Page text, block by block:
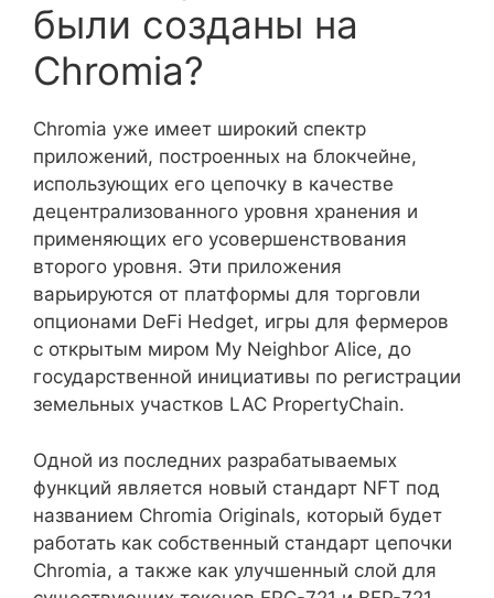
были созданы на
Chromia?
Chromia уже имеет широкий спектр
приложений, построенных на блокчейне,
использующих его цепочку в качестве
децентрализованного уровня хранения и
применяющих его усовершенствования
второго уровня. Эти приложения
варьируются от платформы для торговли
опционами DeFi Hedget, игры для фермеров
с открытым миром My Neighbor Alice, до
государственной инициативы по регистрации
земельных участков LAC PropertyChain.
Одной из последних разрабатываемых
функций является новый стандарт NFT под
названием Chromia Originals, который будет
работать как собственный стандарт цепочки
Chromia, а также как улучшенный слой для